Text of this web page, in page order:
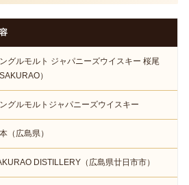
グルモルト ジャパニーズウイスキー 桜尾
SAKURAO）
グルモルトジャパニーズウイスキー
（広島県）
DISTILLERY（広島県廿日市市）